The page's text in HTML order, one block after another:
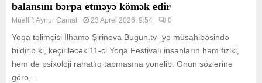
balansını bərpa etməyə kömək edir
Müəllif:Aynur Camal 23 Aprel 2026, 9:54 0
Yoqa təlimçisi İlhamə Şirinova Bugun.tv- yə müsahibəsində
bildirib ki, keçiriləcək 11-ci Yoqa Festivalı insanların həm fiziki,
həm də psixoloji rahatlıq tapmasına yönəlib. Onun sözlərinə
görə,...